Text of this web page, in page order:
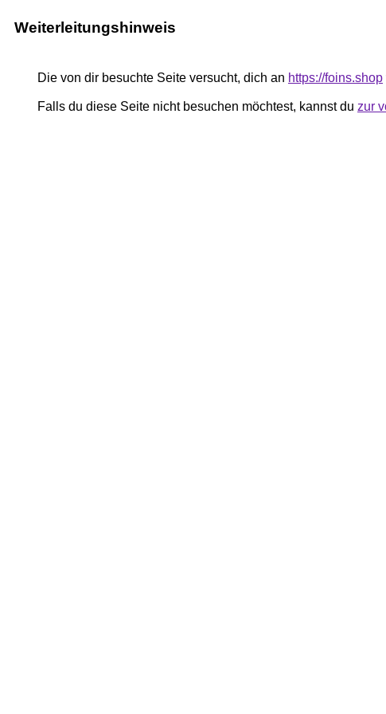
Weiterleitungshinweis
Die von dir besuchte Seite versucht, dich an https://foins.shop
Falls du diese Seite nicht besuchen möchtest, kannst du zur